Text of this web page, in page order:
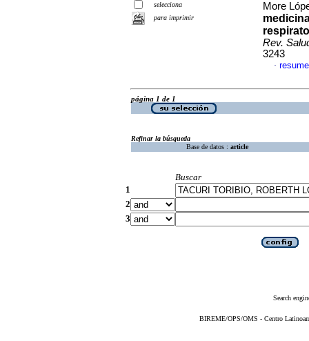
selecciona
para imprimir
More
Rev.
3243
·
página 1 de 1
Refinar la búsqueda
Base de datos : article
Buscar
1
2
3
Search
BIREME/OPS/OMS - Centro